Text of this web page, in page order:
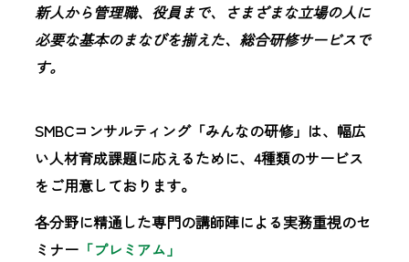
新人から管理職、役員まで、 さまざまな立場の人に
必要な基本のまなびを揃えた、 総合研修サービスで
す。
SMBCコンサルティング「みんなの研修」は、幅広
い人材育成課題に応えるために、4種類のサービス
をご用意しております。
各分野に精通した専門の講師陣による実務重視のセ
ミナー 「プレミアム」